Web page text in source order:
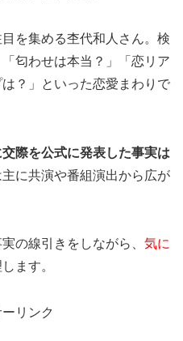
を集める杢代和人さん。検
匂わせは本当？」「恋リア
？」といった恋愛まわりで
際を公式に発表した事実は
主に共演や番組演出から広が
の線引きをしながら、 気に
ます。
リンク